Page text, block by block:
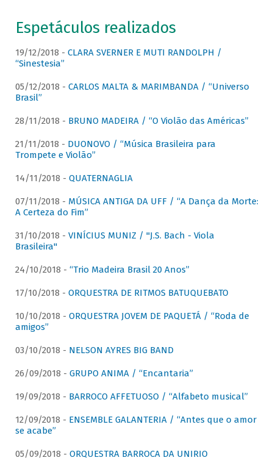
Espetáculos realizados
19/12/2018 - CLARA SVERNER E MUTI RANDOLPH /
“Sinestesia”
05/12/2018 - CARLOS MALTA & MARIMBANDA / “Universo
Brasil”
28/11/2018 - BRUNO MADEIRA / “O Violão das Américas”
21/11/2018 - DUONOVO / “Música Brasileira para
Trompete e Violão”
14/11/2018 - QUATERNAGLIA
07/11/2018 - MÚSICA ANTIGA DA UFF / “A Dança da Morte:
A Certeza do Fim”
31/10/2018 - VINÍCIUS MUNIZ / "J.S. Bach - Viola
Brasileira"
24/10/2018 - “Trio Madeira Brasil 20 Anos”
17/10/2018 - ORQUESTRA DE RITMOS BATUQUEBATO
10/10/2018 - ORQUESTRA JOVEM DE PAQUETÁ / “Roda de
amigos”
03/10/2018 - NELSON AYRES BIG BAND
26/09/2018 - GRUPO ANIMA / “Encantaria”
19/09/2018 - BARROCO AFFETUOSO / “Alfabeto musical”
12/09/2018 - ENSEMBLE GALANTERIA / “Antes que o amor
se acabe”
05/09/2018 - ORQUESTRA BARROCA DA UNIRIO